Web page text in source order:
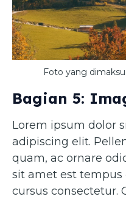
Foto yang
Bagian 5:
Lorem ipsum dolor
adipiscing elit.
quam, ac ornare
sit amet est tempus
cursus consectetur.